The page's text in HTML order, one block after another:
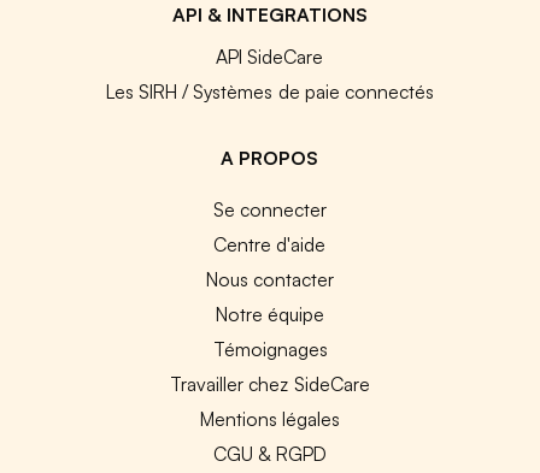
API & INTEGRATIONS
API SideCare
Les SIRH / Systèmes de paie connectés
A PROPOS
Se connecter
Centre d'aide
Nous contacter
Notre équipe
Témoignages
Travailler chez SideCare
Mentions légales
CGU & RGPD